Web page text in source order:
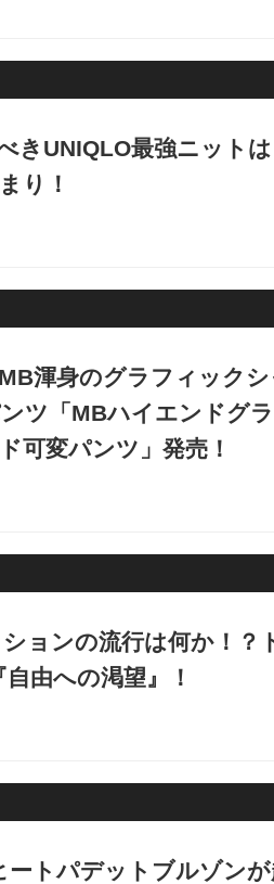
きUNIQLO最強ニット
り！
渾身のグラフィック
ツ「MBハイエンドグ
可変パンツ」発売！
ョンの流行は何か！？
由への渇望』！
ートパデットブルゾンが